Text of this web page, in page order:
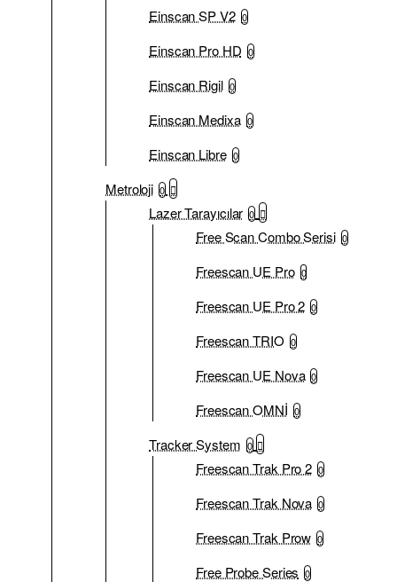
Einscan SP V2 0
Einscan Pro HD 0
Einscan Rigil 0
Einscan Medixa 0
Einscan Libre 0
Metroloji 0
Lazer Tarayıcılar 0
Free Scan Combo Serisi 0
Freescan UE Pro 0
Freescan UE Pro 2 0
Freescan TRIO 0
Freescan UE Nova 0
Freescan OMNİ 0
Tracker System 0
Freescan Trak Pro 2 0
Freescan Trak Nova 0
Freescan Trak Prow 0
Free Probe Series 0